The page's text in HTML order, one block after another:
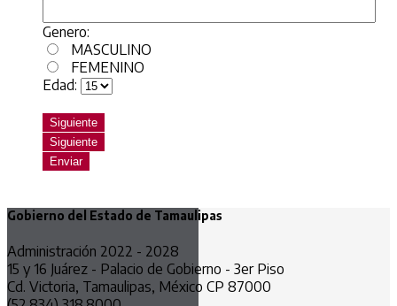
Genero:
MASCULINO
FEMENINO
Edad:
Siguiente
Siguiente
Enviar
Gobierno del Estado de Tamaulipas
Administración 2022 - 2028
15 y 16 Juárez - Palacio de Gobierno - 3er Piso
Cd. Victoria, Tamaulipas, México CP 87000